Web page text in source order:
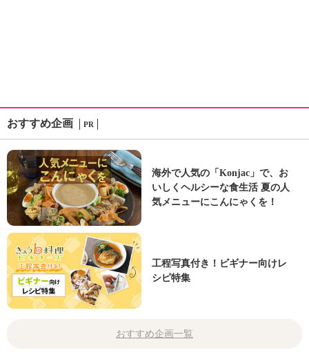
おすすめ企画 PR
海外で人気の「Konjac」で、お
いしくヘルシーな食生活 夏の人
気メニューにこんにゃくを！
工程写真付き！ビギナー向けレ
シピ特集
おすすめ企画一覧